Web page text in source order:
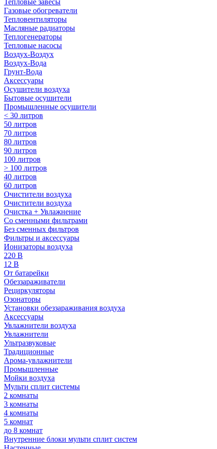
Тепловые завесы
Газовые обогреватели
Тепловентиляторы
Масляные радиаторы
Теплогенераторы
Тепловые насосы
Воздух-Воздух
Воздух-Вода
Грунт-Вода
Аксессуары
Осушители воздуха
Бытовые осушители
Промышленные осушители
< 30 литров
50 литров
70 литров
80 литров
90 литров
100 литров
> 100 литров
40 литров
60 литров
Очистители воздуха
Очистители воздуха
Очистка + Увлажнение
Cо сменными фильтрами
Без сменных фильтров
Фильтры и аксессуары
Ионизаторы воздуха
220 В
12 В
От батарейки
Обеззараживатели
Рециркуляторы
Озонаторы
Установки обеззараживания воздуха
Аксессуары
Увлажнители воздуха
Увлажнители
Ультразвуковые
Традиционные
Арома-увлажнители
Промышленные
Мойки воздуха
Мульти сплит системы
2 комнаты
3 комнаты
4 комнаты
5 комнат
до 8 комнат
Внутренние блоки мульти сплит систем